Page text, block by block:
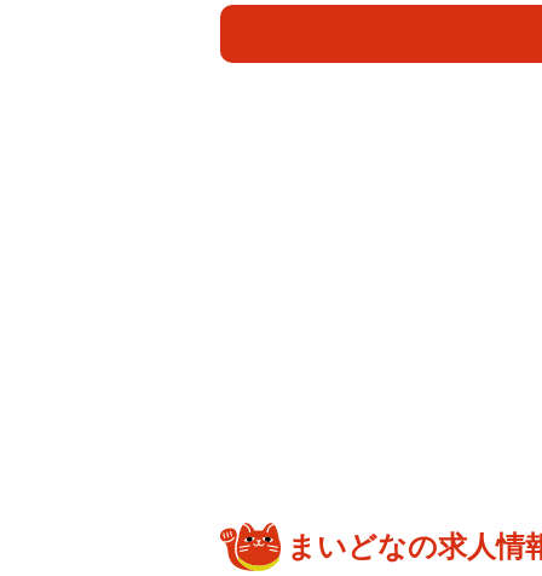
まいどなの求人情